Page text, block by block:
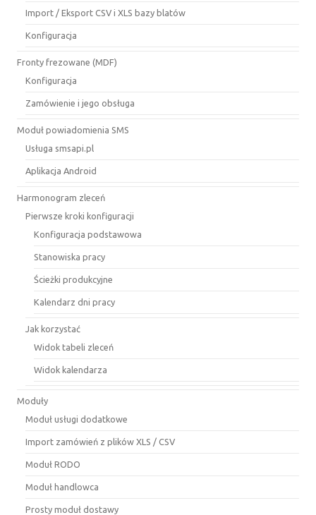
Import / Eksport CSV i XLS bazy blatów
Konfiguracja
Fronty frezowane (MDF)
Konfiguracja
Zamówienie i jego obsługa
Moduł powiadomienia SMS
Usługa smsapi.pl
Aplikacja Android
Harmonogram zleceń
Pierwsze kroki konfiguracji
Konfiguracja podstawowa
Stanowiska pracy
Ścieżki produkcyjne
Kalendarz dni pracy
Jak korzystać
Widok tabeli zleceń
Widok kalendarza
Moduły
Moduł usługi dodatkowe
Import zamówień z plików XLS / CSV
Moduł RODO
Moduł handlowca
Prosty moduł dostawy